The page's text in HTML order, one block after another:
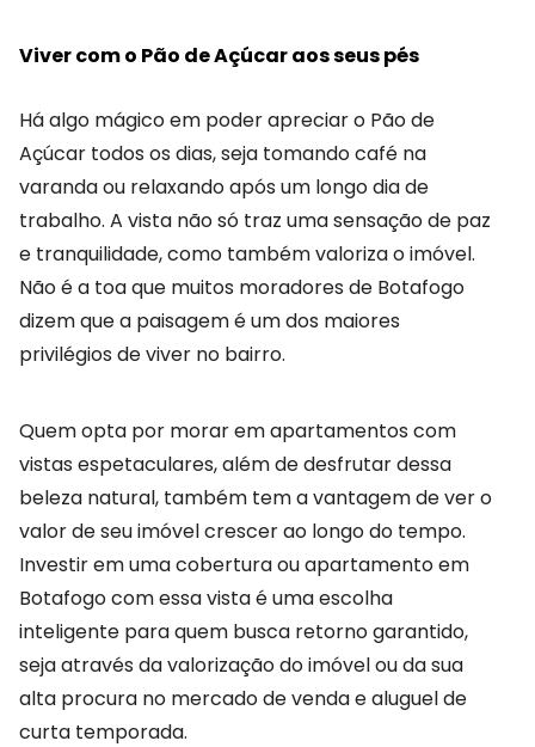
Viver com o Pão de Açúcar aos seus pés
Há algo mágico em poder apreciar o Pão de
Açúcar todos os dias, seja tomando café na
varanda ou relaxando após um longo dia de
trabalho. A vista não só traz uma sensação de paz
e tranquilidade, como também valoriza o imóvel.
Não é a toa que muitos moradores de Botafogo
dizem que a paisagem é um dos maiores
privilégios de viver no bairro.
Quem opta por morar em apartamentos com
vistas espetaculares, além de desfrutar dessa
beleza natural, também tem a vantagem de ver o
valor de seu imóvel crescer ao longo do tempo.
Investir em uma cobertura ou apartamento em
Botafogo com essa vista é uma escolha
inteligente para quem busca retorno garantido,
seja através da valorização do imóvel ou da sua
alta procura no mercado de venda e aluguel de
curta temporada.